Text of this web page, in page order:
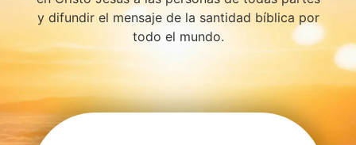
y difundir el mensaje de la santidad bíblica por
todo el mundo.